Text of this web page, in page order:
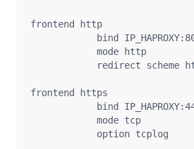
frontend http
bind
            mode http
redirect scheme
frontend https
bind
            mode tcp
            option tcplog